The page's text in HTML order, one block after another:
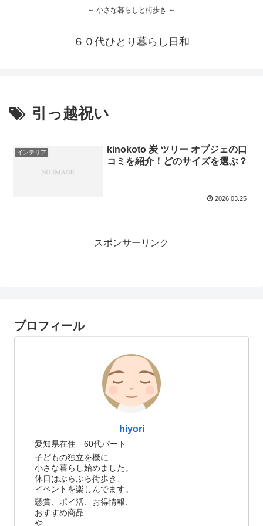
～ 小さな暮らしと街歩き ～
６０代ひとり暮らし日和
引っ越祝い
インテリア
kinokoto 炭 ツリー オブジェの口
コミを紹介！どのサイズを選ぶ？
2026.03.25
スポンサーリンク
プロフィール
hiyori
愛知県在住 60代パート
子どもの独立を機に
小さな暮らし始めました。
休日はぶらぶら街歩き、
イベントを楽しんでます。
懸賞、ポイ活、お得情報、
おすすめ商品
や